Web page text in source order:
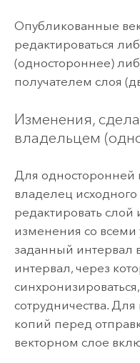
Опубликованные
редактироваться
(одностороннее)
получателем слоя
Изменения,
владельцем
Для
владелец
редактировать слой
изменения со всеми
заданный интервал
интервал, через
сотрудничества.
копий перед
векторном слое